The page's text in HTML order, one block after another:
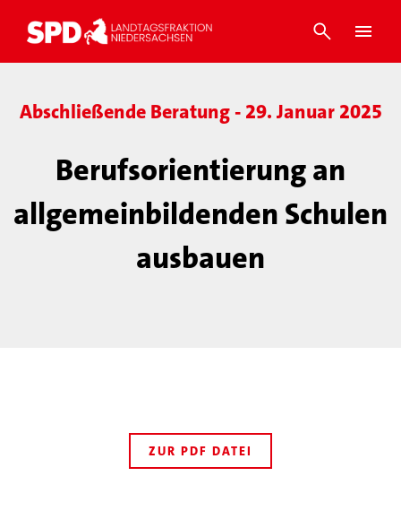
Abschließende Beratung - 29. Januar 2025
Berufsorientierung an
allgemeinbildenden Schulen
ausbauen
ZUR PDF DATEI